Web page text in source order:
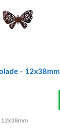
- 12x38mm
12x38mm